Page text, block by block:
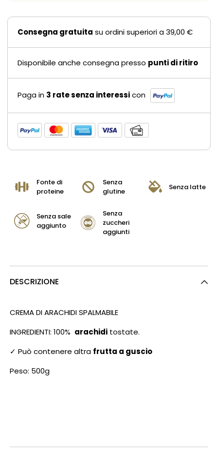
Consegna gratuita su ordini superiori a 39,00 €
Disponibile anche consegna presso punti di ritiro
Paga in 3 rate senza interessicon
Fonte di
proteine
Senza
glutine
Senza latte
Senza sale
aggiunto
Senza
zuccheri
aggiunti
DESCRIZIONE
CREMA DI ARACHIDI SPALMABILE
INGREDIENTI: 100% arachidi tostate.
✓ Può contenere altra frutta a guscio
Peso: 500g